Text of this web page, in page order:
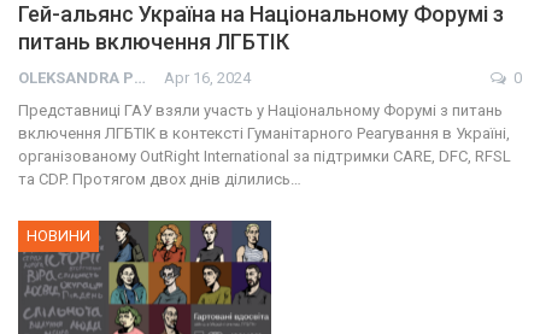
Гей-альянс Україна на Національному Форумі з
питань включення ЛГБТІК
OLEKSANDRA PRESS Apr 16, 2024
0
Представниці ГАУ взяли участь у Національному Форумі з питань
включення ЛГБТІК в контексті Гуманітарного Реагування в Україні,
організованому OutRight International за підтримки CARE, DFC, RFSL
та CDP. Протягом двох днів ділились…
НОВИНИ